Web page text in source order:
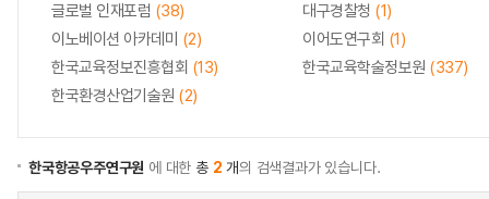
글로벌 인재포럼 (38) 대구경찰청 (1)
이노베이션 아카데미 (2) 이어도연구회 (1)
한국교육정보진흥협회 (13) 한국교육학술정보원 (337)
한국환경산업기술원 (2)
한국항공우주연구원 에 대한 총 2 개의 검색결과가 있습니다.